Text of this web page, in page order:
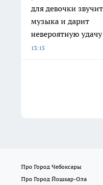
для девочки
музыка и дарит
невероятную удачу
13:15
Про Город Чебоксары
Про Город Йошкар-Ола